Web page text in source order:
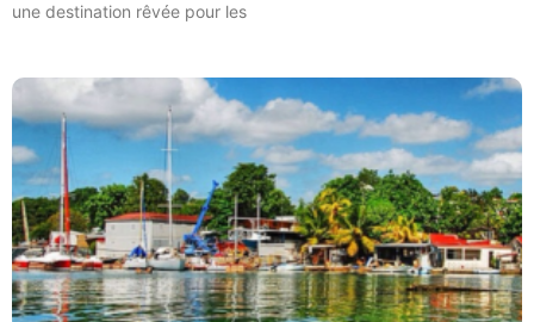
une destination rêvée pour les